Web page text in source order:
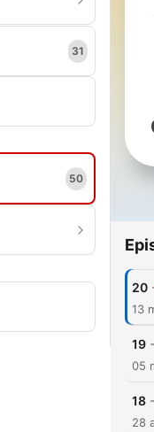
31
50
20
13
19 -
05
18 -
28